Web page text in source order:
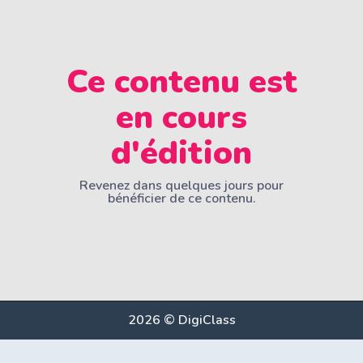
Ce contenu est
en cours
d'édition
Revenez dans quelques jours pour
bénéficier de ce contenu.
2026 © DigiClass